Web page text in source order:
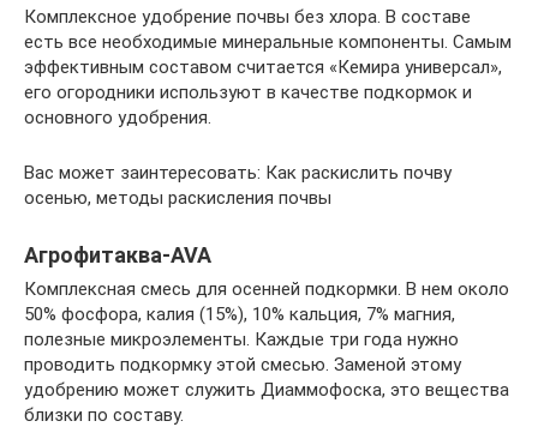
Комплексное удобрение почвы без хлора. В составе
есть все необходимые минеральные компоненты. Самым
эффективным составом считается «Кемира универсал»,
его огородники используют в качестве подкормок и
основного удобрения.
Вас может заинтересовать: Как раскислить почву
осенью, методы раскисления почвы
Агрофитаква-AVA
Комплексная смесь для осенней подкормки. В нем около
50% фосфора, калия (15%), 10% кальция, 7% магния,
полезные микроэлементы. Каждые три года нужно
проводить подкормку этой смесью. Заменой этому
удобрению может служить Диаммофоска, это вещества
близки по составу.